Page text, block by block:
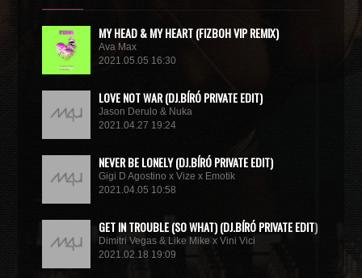
MY HEAD & MY HEART (FIZBOH VIP REMIX)
Ava Max
2021.05.05 16:30
LOVE NOT WAR (DJ.BÍRÓ PRIVATE EDIT)
Jason Derulo & Nuka
2021.04.27 19:24
NEVER BE LONELY (DJ.BÍRÓ PRIVATE EDIT)
Gigi D Agostino x Vize x Emotik
2021.04.05 10:58
GET IN TROUBLE (SO WHAT) (DJ.BÍRÓ PRIVATE EDIT)
Dimitri Vegas & Like Mike x Vini Vici
2021.02.18 19:09